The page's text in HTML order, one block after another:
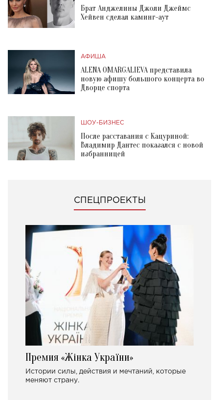
Брат Анджелины Джоли Джеймс
Хейвен сделал каминг-аут
АФИША
ALENA OMARGALIEVA представила
новую афишу большого концерта во
Дворце спорта
ШОУ-БИЗНЕС
После расставания с Кацуриной:
Владимир Дантес показался с новой
избранницей
СПЕЦПРОЕКТЫ
Премия «Жінка України»
Истории силы, действия и мечтаний, которые
меняют страну.